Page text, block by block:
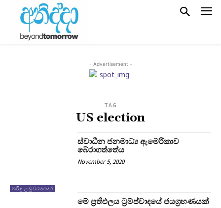
- Advertisement -
TAG
US election
තරිඳු උඩුවරගෙදර
ස්වාධීන ජනමාධ්‍ය ඇමෙරිකාව
බේරාගත්තේය
November 5, 2020
මේ ප්‍රතිඵලය ට්‍රම්ප්වාදයේ ජයග්‍රහණයක්